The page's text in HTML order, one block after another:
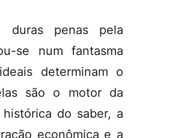
duras penas pela
se num fantasma
determinam o
são o motor da
do saber, a
econômica e a